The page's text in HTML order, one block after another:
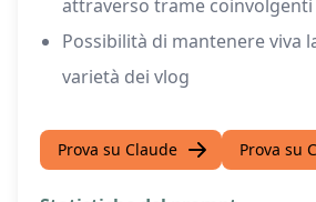
attraverso trame coinvolgenti
Possibilità di mantenere viva
varietà dei vlog
Prova su Claude Prova su